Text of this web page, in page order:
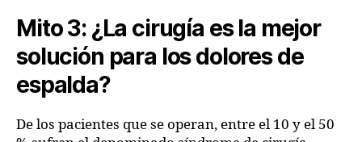
Mito 3: ¿La cirugía es la mejor
solución para los dolores de
espalda?
De los pacientes que se operan, entre el 10 y el 50